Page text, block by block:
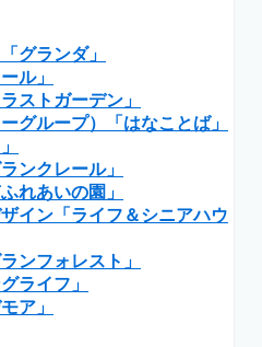
グランダ」
ル」
ストガーデン」
グループ）「はなことば」
ンクレール」
れあいの園」
イン「ライフ＆シニアハウ
ンフォレスト」
ライフ」
ア」